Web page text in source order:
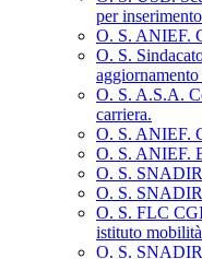
per
O. S. ANIEF.
O. S.
O. S. A.S.A.
carriera.
O. S. ANIEF.
O. S. ANIEF.
O. S.
O. S.
O. S. FLC
istituto
O. S.